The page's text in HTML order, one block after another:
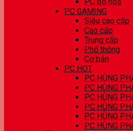
PC GAMING
Siêu cao cấp
Cao cấp
Trung cấp
Phổ thông
Cơ bản
PC HOT
PC HÙNG
PC HÙNG
PC HÙNG
PC HÙNG
PC HÙNG
PC HÙNG